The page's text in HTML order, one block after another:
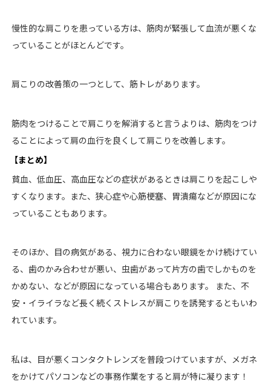
慢性的な肩こりを患っている方は、筋肉が緊張して血流が悪くな
っていることがほとんどです。
肩こりの改善策の一つとして、筋トレがあります。
筋肉をつけることで肩こりを解消すると言うよりは、筋肉をつけ
ることによって肩の血行を良くして肩こりを改善します。
【まとめ】
貧血、低血圧、高血圧などの症状があるときは肩こりを起こしや
すくなります。また、狭心症や心筋梗塞、胃潰瘍などが原因にな
っていることもあります。
そのほか、目の病気がある、視力に合わない眼鏡をかけ続けてい
る、歯のかみ合わせが悪い、虫歯があって片方の歯でしかものを
かめない、などが原因になっている場合もあります。
また、不
安・イライラなど長く続くストレスが肩こりを誘発するともいわ
れています。
私は、目が悪くコンタクトレンズを普段つけていますが、メガネ
をかけてパソコンなどの事務作業をすると肩が特に凝ります！